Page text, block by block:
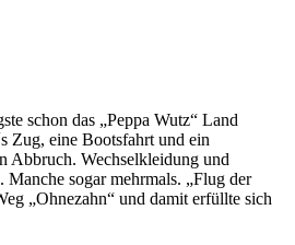
schon das „Peppa Wutz“ Land
Zug, eine Bootsfahrt und ein
Abbruch. Wechselkleidung und
sogar mehrmals. „Flug der
„Ohnezahn“ und damit erfüllte sich